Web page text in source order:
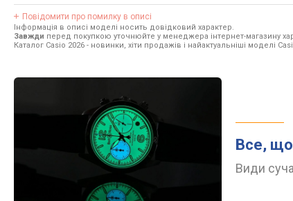
Повідомити про помилку в описі
Інформація в описі моделі носить довідковий характер.
Завжди перед покупкою уточнюйте у менеджера інтернет-магазину
Каталог Casio 2026 - новинки, хіти продажів і найактуальніші моделі
Все, що
Види